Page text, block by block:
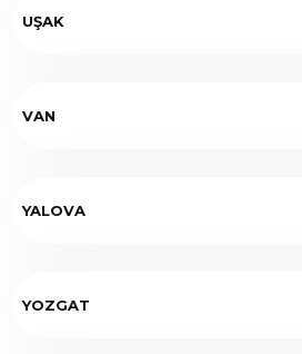
UŞAK
VAN
YALOVA
YOZGAT